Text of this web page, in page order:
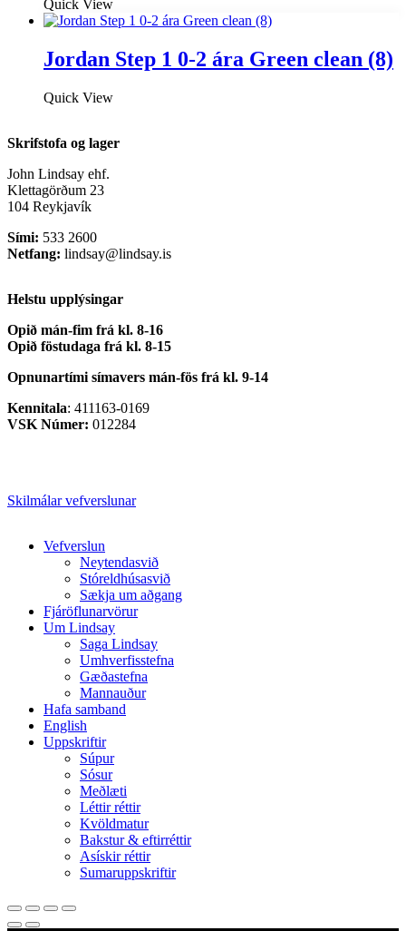
Quick View
Jordan Step 1 0-2 ára Green clean (8)
Quick View
Skrifstofa og lager
John Lindsay ehf.
Klettagörðum 23
104 Reykjavík
Sími: 533 2600
Netfang: lindsay@lindsay.is
Helstu upplýsingar
Opið mán-fim frá kl. 8-16
Opið föstudaga frá kl. 8-15
Opnunartími símavers mán-fös frá kl. 9-14
Kennitala: 411163-0169
VSK Númer: 012284
Skilmálar vefverslunar
Close
Vefverslun
Neytendasvið
Stóreldhúsasvið
Sækja um aðgang
Fjáröflunarvörur
Um Lindsay
Saga Lindsay
Umhverfisstefna
Gæðastefna
Mannauður
Hafa samband
English
Uppskriftir
Súpur
Sósur
Meðlæti
Léttir réttir
Kvöldmatur
Bakstur & eftirréttir
Asískir réttir
Sumaruppskriftir